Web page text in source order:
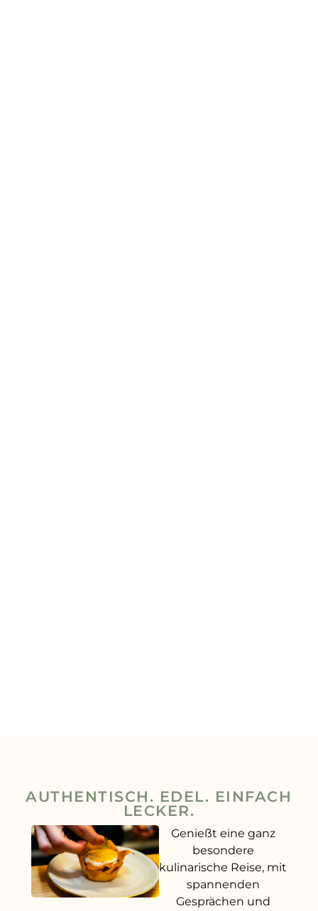
AUTHENTISCH. EDEL. EINFACH
LECKER.
Genießt eine ganz
besondere
kulinarische Reise, mit
spannenden
Gesprächen und